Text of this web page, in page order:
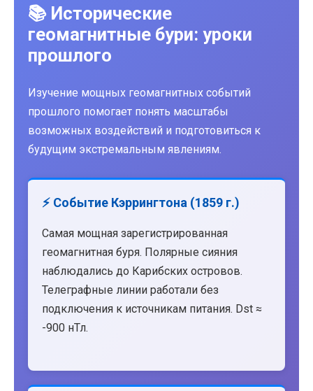
📚 Исторические
геомагнитные бури: уроки
прошлого
Изучение мощных геомагнитных событий
прошлого помогает понять масштабы
возможных воздействий и подготовиться к
будущим экстремальным явлениям.
⚡ Событие Кэррингтона (1859 г.)
Самая мощная зарегистрированная
геомагнитная буря. Полярные сияния
наблюдались до Карибских островов.
Телеграфные линии работали без
подключения к источникам питания. Dst ≈
-900 нТл.